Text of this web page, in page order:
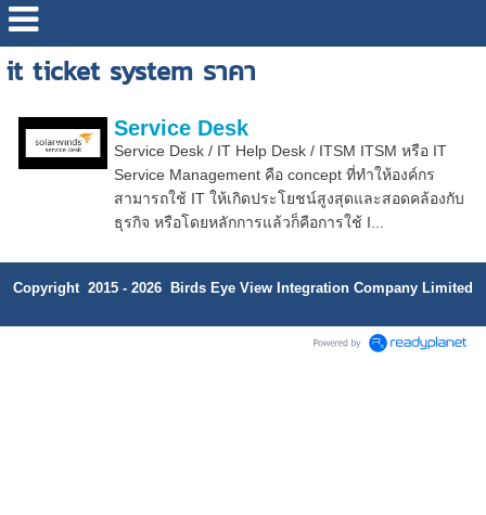
it ticket system ราคา
Service Desk
Service Desk / IT Help Desk / ITSM ITSM หรือ IT
Service Management คือ concept ที่ทำให้องค์กร
สามารถใช้ IT ให้เกิดประโยชน์สูงสุดและสอดคล้องกับ
ธุรกิจ หรือโดยหลักการแล้วก็คือการใช้ I...
Copyright 2015 - 2026 Birds Eye View Integration Company Limited